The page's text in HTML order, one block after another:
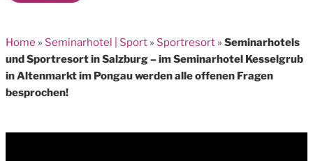
Home » Seminarhotel | Sport » Sportresort » Seminarhotels
und Sportresort in Salzburg – im Seminarhotel Kesselgrub
in Altenmarkt im Pongau werden alle offenen Fragen
besprochen!